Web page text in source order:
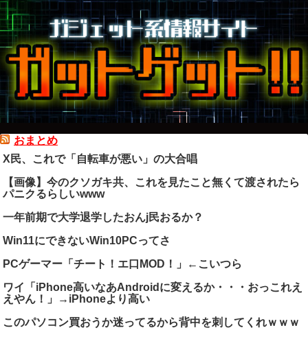
おまとめ
X民、これで「自転車が悪い」の大合唱
【画像】今のクソガキ共、これを見たこと無くて渡されたら
パニクるらしいwww
一年前期で大学退学したおんj民おるか？
Win11にできないWin10PCってさ
PCゲーマー「チート！エ口MOD！」←こいつら
ワイ「iPhone高いなあAndroidに変えるか・・・おっこれえ
えやん！」→iPhoneより高い
このパソコン買おうか迷ってるから背中を刺してくれｗｗｗ